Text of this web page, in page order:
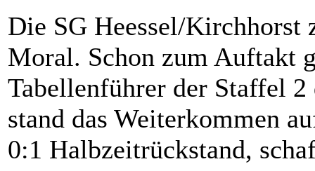
Die SG Heessel/Kirchhorst
Moral. Schon zum Auftakt
Tabellenführer der Staffel
stand das Weiterkommen
0:1 Halbzeitrückstand,